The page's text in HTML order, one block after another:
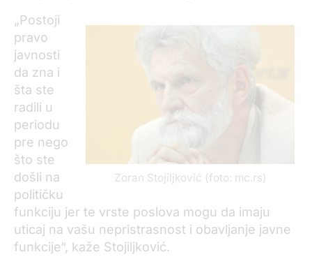
Zoran Stojiljković (foto: mc.rs)
„Postoji
pravo
javnosti
da zna i
šta ste
radili u
periodu
pre nego
što ste
došli na
političku
funkciju jer te vrste poslova mogu da imaju
uticaj na vašu nepristrasnost i obavljanje javne
funkcije“, kaže Stojiljković.